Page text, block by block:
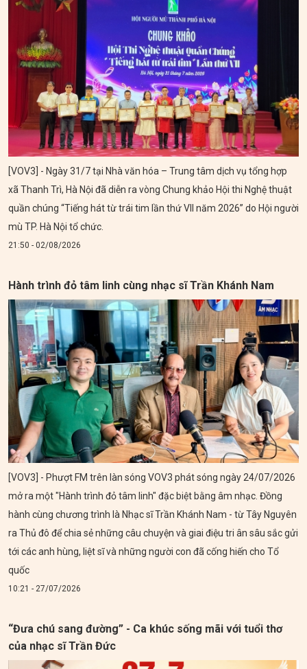
[VOV3] - Ngày 31/7 tại Nhà văn hóa – Trung tâm dịch vụ tổng hợp
xã Thanh Trì, Hà Nội đã diễn ra vòng Chung khảo Hội thi Nghệ thuật
quần chúng “Tiếng hát từ trái tim lần thứ VII năm 2026” do Hội người
mù TP. Hà Nội tổ chức.
21:50 - 02/08/2026
Hành trình đỏ tâm linh cùng nhạc sĩ Trần Khánh Nam
[VOV3] - Phượt FM trên làn sóng VOV3 phát sóng ngày 24/07/2026
mở ra một "Hành trình đỏ tâm linh" đặc biệt bằng âm nhạc. Đồng
hành cùng chương trình là Nhạc sĩ Trần Khánh Nam - từ Tây Nguyên
ra Thủ đô để chia sẻ những câu chuyện và giai điệu tri ân sâu sắc gửi
tới các anh hùng, liệt sĩ và những người con đã cống hiến cho Tổ
quốc
10:21 - 27/07/2026
“Đưa chú sang đường” - Ca khúc sống mãi với tuổi thơ
của nhạc sĩ Trần Đức